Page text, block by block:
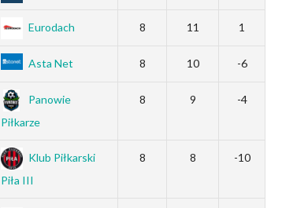
Eurodach 8 11 1
Asta Net 8 10 -6
Panowie
Piłkarze
8 9 -4
Klub Piłkarski
Piła III
8 8 -10